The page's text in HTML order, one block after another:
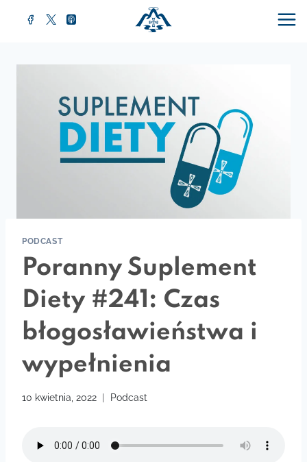
PODCAST
Poranny Suplement
Diety #241: Czas
błogosławieństwa i
wypełnienia
10 kwietnia, 2022 Podcast